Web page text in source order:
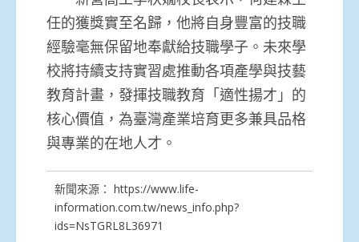
任的獲獎實至名歸，他將自身豐富的技職
經驗毫無保留地奉獻給技職學子。未來學
校將持續支持實習處推動各項產學與技藝
教育計畫，發揮技職教育「適性揚才」的
核心價值，為臺灣產業培育更多兼具品格
與專業的在地人才。
新聞來源： https://www.life-
information.com.tw/news_info.php?
ids=NsTGRL8L36971